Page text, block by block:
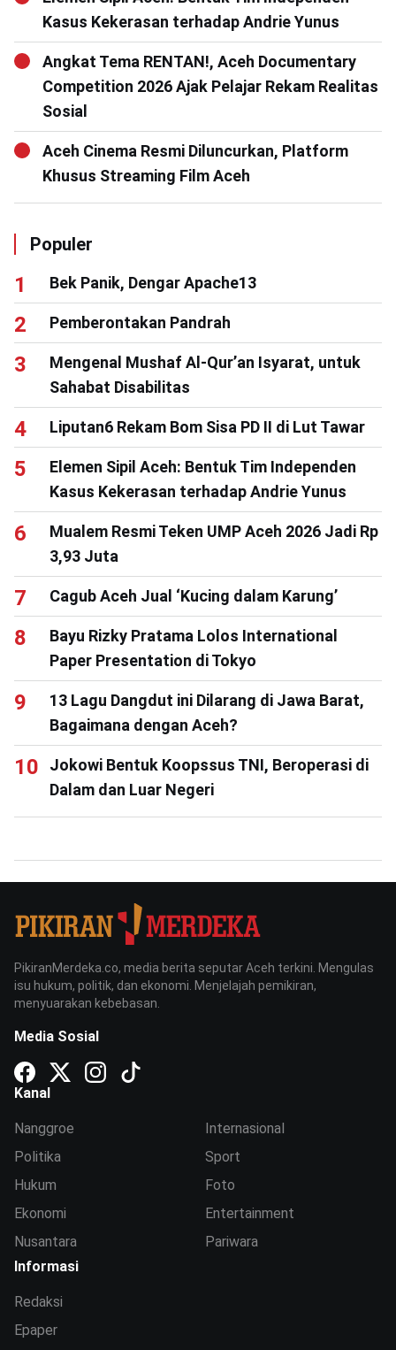
Kasus Kekerasan terhadap Andrie Yunus
Angkat Tema RENTAN!, Aceh Documentary
Competition 2026 Ajak Pelajar Rekam Realitas
Sosial
Aceh Cinema Resmi Diluncurkan, Platform
Khusus Streaming Film Aceh
Populer
Bek Panik, Dengar Apache13
Pemberontakan Pandrah
Mengenal Mushaf Al-Qur’an Isyarat, untuk
Sahabat Disabilitas
Liputan6 Rekam Bom Sisa PD II di Lut Tawar
Elemen Sipil Aceh: Bentuk Tim Independen
Kasus Kekerasan terhadap Andrie Yunus
Mualem Resmi Teken UMP Aceh 2026 Jadi Rp
3,93 Juta
Cagub Aceh Jual ‘Kucing dalam Karung’
Bayu Rizky Pratama Lolos International
Paper Presentation di Tokyo
13 Lagu Dangdut ini Dilarang di Jawa Barat,
Bagaimana dengan Aceh?
Jokowi Bentuk Koopssus TNI, Beroperasi di
Dalam dan Luar Negeri
PikiranMerdeka.co, media berita seputar Aceh terkini. Mengulas
isu hukum, politik, dan ekonomi. Menjelajah pemikiran,
menyuarakan kebebasan.
Media Sosial
Kanal
Nanggroe
Politika
Hukum
Ekonomi
Nusantara
Internasional
Sport
Foto
Entertainment
Pariwara
Informasi
Redaksi
Epaper